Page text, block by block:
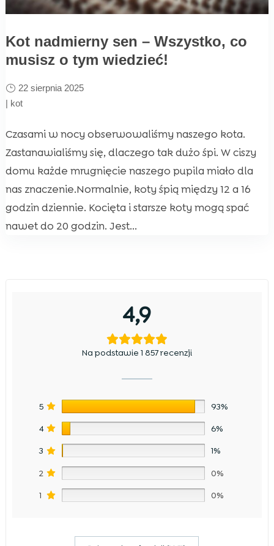
Kot nadmierny sen – Wszystko, co
musisz o tym wiedzieć!
22 sierpnia 2025
| kot
Czasami w nocy obserwowaliśmy naszego kota.
Zastanawialiśmy się, dlaczego tak dużo śpi. W ciszy
domu każde mrugnięcie naszego pupila miało dla
nas znaczenie.Normalnie, koty śpią między 12 a 16
godzin dziennie. Kocięta i starsze koty mogą spać
nawet do 20 godzin. Jest...
4,9
Na podstawie 1 857 recenzji
5 93%
4 6%
3 1%
2 0%
1 0%